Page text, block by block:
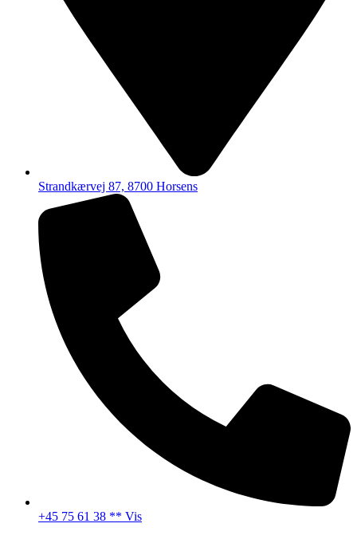
Strandkærvej 87, 8700 Horsens
+45 75 61 38 ** Vis